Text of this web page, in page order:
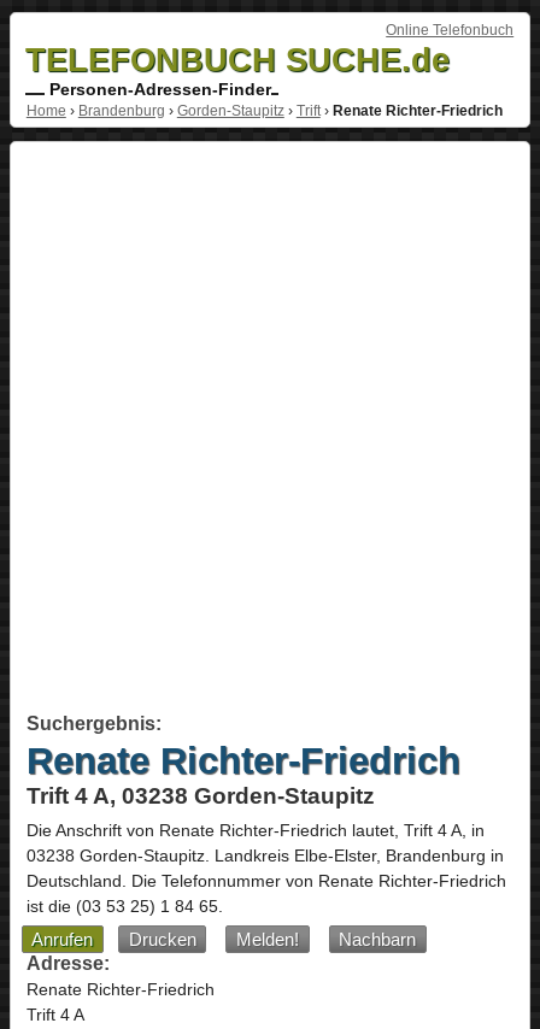
Online Telefonbuch
TELEFONBUCH SUCHE.de
Personen-Adressen-Finder
Home › Brandenburg › Gorden-Staupitz› Trift› Renate Richter-Friedrich
Suchergebnis:
Renate Richter-Friedrich
Trift 4 A, 03238 Gorden-Staupitz
Die Anschrift von Renate Richter-Friedrich lautet, Trift 4 A, in
03238 Gorden-Staupitz. Landkreis Elbe-Elster, Brandenburg in
Deutschland. Die Telefonnummer von Renate Richter-Friedrich
ist die (03 53 25) 1 84 65.
Anrufen Drucken Melden!
Nachbarn
Adresse:
Renate Richter-Friedrich
Trift 4 A